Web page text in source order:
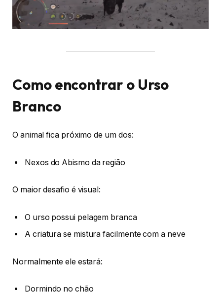
Como encontrar o Urso
Branco
O animal fica próximo de um dos:
Nexos do Abismo da região
O maior desafio é visual:
O urso possui pelagem branca
A criatura se mistura facilmente com a neve
Normalmente ele estará:
Dormindo no chão